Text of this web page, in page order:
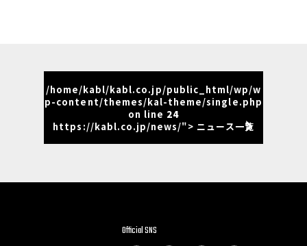
/home/kabl/kabl.co.jp/public_html/wp/w
p-content/themes/kal-theme/single.php
on line 24
https://kabl.co.jp/news/"> ニュース一覧
Official SNS